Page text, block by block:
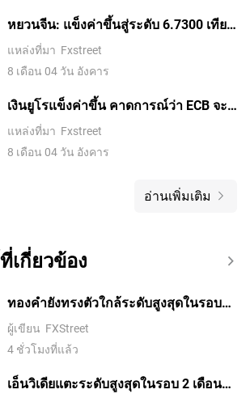
หยวนจีน: แข็งค่าขึ้นสู่ระดับ 6.7300 เทียบ
กับดอลลาร์สหรัฐ – UOB
แหล่งที่มา Fxstreet
8 เดือน 04 วัน อังคาร
เงินยูโรแข็งค่าขึ้น คาดการณ์ว่า ECB จะ
เข้มงวดนโยบายและความกังวลทางการ
คลังของญี่ปุ่นกดดันเยน
แหล่งที่มา Fxstreet
8 เดือน 04 วัน อังคาร
อ่านเพิ่มเติม
เกี่ยวข้อง
ทองคำยังทรงตัวใกล้ระดับสูงสุดในรอบ
เจ็ดสัปดาห์ ตลาดรอดีลช่องแคบฮอร์มุซ
ผู้เขียน FXStreet
4 ชั่วโมงที่แล้ว
เอ็นวิเดียแตะระดับสูงสุดในรอบ 2 เดือน